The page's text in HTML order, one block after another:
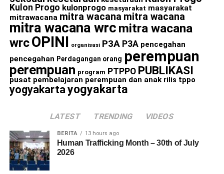
Kulon Progo kulonprogo masyarakat masyarakat
mitrawacana mitra wacana mitra wacana
mitra wacana wrc mitra wacana
wrcOPINI organisasi P3A P3A pencegahan
pencegahan Perdagangan orang perempuan
perempuan program PTPPO PUBLIKASI
pusat pembelajaran perempuan dan anak rilis tppo
yogyakartayogyakarta
LATEST TRENDING VIDEOS
BERITA 13 hours ago
Human Trafficking Month – 30th of July
2026